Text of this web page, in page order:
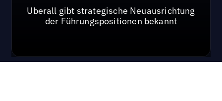
Uberall gibt strategische Neuausrichtung
der Führungspositionen bekannt